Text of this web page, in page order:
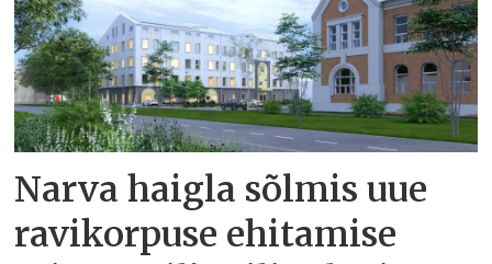
Narva haigla sõlmis uue
ravikorpuse ehitamise